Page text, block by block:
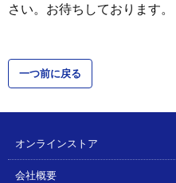
さい。お待ちしております。
一つ前に戻る
オンラインストア
会社概要